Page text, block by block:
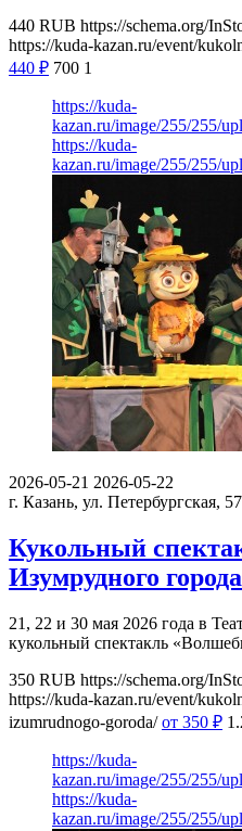
440 RUB https://schema.org/
https://kuda-kazan.ru/event/
440 ₽ 700 1
https://kuda-
kazan.ru/image/255/255/
https://kuda-
kazan.ru/image/255/255/
2026-05-21 2026-05-22
г. Казань, ул. Петербургская, 57
Кукольный
Изумрудного
21, 22 и 30 мая 2026 года в
кукольный спектакль
350 RUB https://schema.org/
https://kuda-kazan.ru/event/
izumrudnogo-goroda/ от 350 ₽
https://kuda-
kazan.ru/image/255/255/
https://kuda-
kazan.ru/image/255/255/